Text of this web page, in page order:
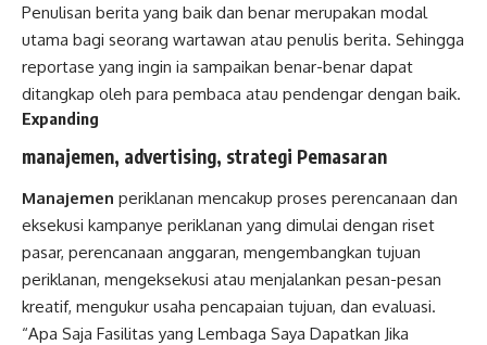
Penulisan berita yang baik dan benar merupakan modal
utama bagi seorang wartawan atau penulis berita. Sehingga
reportase yang ingin ia sampaikan benar-benar dapat
ditangkap oleh para pembaca atau pendengar dengan baik.
Expanding
manajemen, advertising, strategi Pemasaran
Manajemen periklanan mencakup proses perencanaan dan
eksekusi kampanye periklanan yang dimulai dengan riset
pasar, perencanaan anggaran, mengembangkan tujuan
periklanan, mengeksekusi atau menjalankan pesan-pesan
kreatif, mengukur usaha pencapaian tujuan, dan evaluasi.
“Apa Saja Fasilitas yang Lembaga Saya Dapatkan Jika